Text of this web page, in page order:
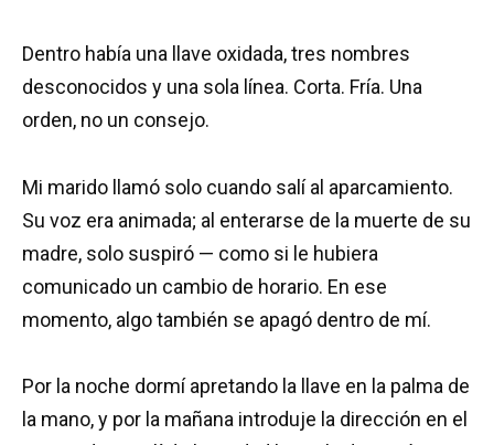
Dentro había una llave oxidada, tres nombres
desconocidos y una sola línea. Corta. Fría. Una
orden, no un consejo.
Mi marido llamó solo cuando salí al aparcamiento.
Su voz era animada; al enterarse de la muerte de su
madre, solo suspiró — como si le hubiera
comunicado un cambio de horario. En ese
momento, algo también se apagó dentro de mí.
Por la noche dormí apretando la llave en la palma de
la mano, y por la mañana introduje la dirección en el